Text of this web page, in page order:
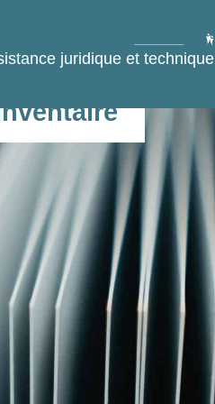
juridique et technique